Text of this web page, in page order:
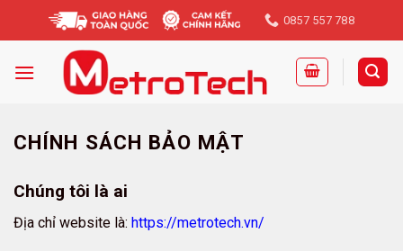
0857 557 788
CHÍNH SÁCH BẢO MẬT
Chúng tôi là ai
Địa chỉ website là: https://metrotech.vn/